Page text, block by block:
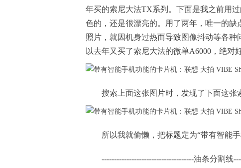
年买的索尼大法TX系列。下面是我之前用
色的，还是很漂亮的。用了两年，唯一的
照片，就因机身过热而导致图像抖动等各
以去年又买了索尼大法的微单A6000，绝对好
搜索上面这张图片时，发现了下面这张
所以我就偷懒，把标题定为“带有智能
-------------------------------------油条分割线